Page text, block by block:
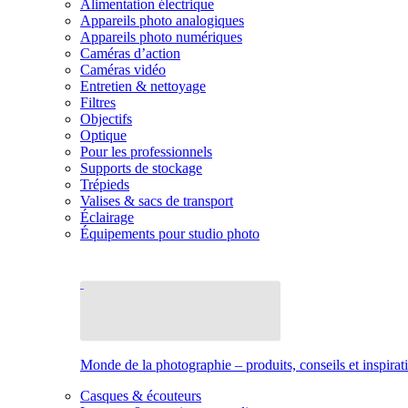
Alimentation électrique
Appareils photo analogiques
Appareils photo numériques
Caméras d’action
Caméras vidéo
Entretien & nettoyage
Filtres
Objectifs
Optique
Pour les professionnels
Supports de stockage
Trépieds
Valises & sacs de transport
Éclairage
Équipements pour studio photo
Monde de la photographie – produits, conseils et
Casques & écouteurs